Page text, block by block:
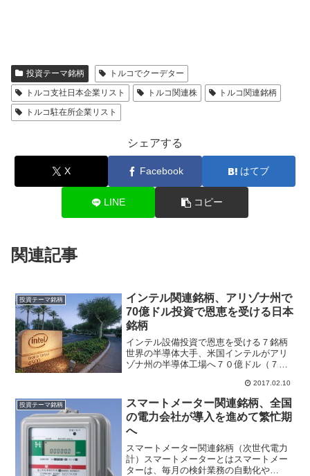
投資テーマ銘柄
トルコでクーデター
トルコ支社日本企業リスト
トルコ関連株
トルコ関連銘柄
トルコ駐在所企業リスト
シェアする
X Facebook はてブ
LINE コピー
関連記事
投資テーマ銘柄
インテル関連銘柄、アリゾナ州で
70億ドル投資で恩恵を受ける日本
銘柄
インテル設備投資で恩恵を受ける７銘柄
世界の半導体大手、米国インテルがアリ
ゾナ州の半導体工場へ７０億ドル（７８
すると発表した。インテルの設備投資計
画は日本の製造業にも影響を与えること
から注目されている。特に...
2017.02.10
投資テーマ銘柄
スマートメーター関連銘柄、全国
の電力会社が導入を進めて繁忙期
へ
スマートメーター関連銘柄（次世代電力
計）スマートメーターとはスマートメー
ターは、毎月の検針業務の自動化や